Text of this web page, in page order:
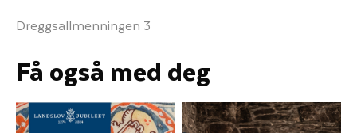
Dreggsallmenningen 3
Få også med deg